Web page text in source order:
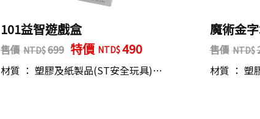
101益智遊戲盒
售價 699 特價 490
材質 ： 塑膠及紙製品(ST安全玩具)…
魔術金
售價
材質 ： 塑